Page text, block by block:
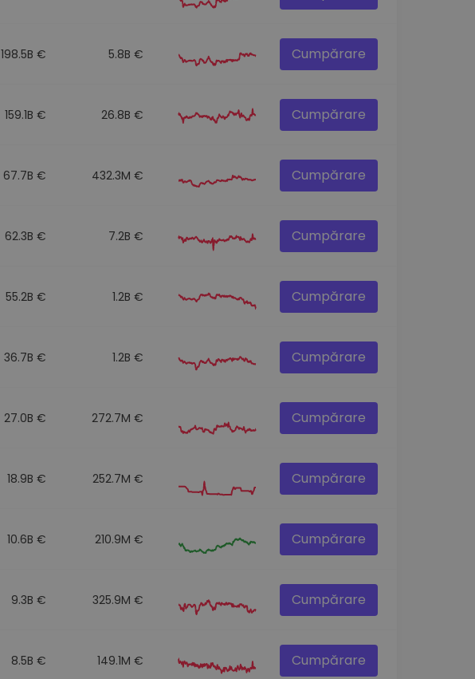
198.5B € 5.8B € Cumpărare
159.1B € 26.8B € Cumpărare
67.7B € 432.3M € Cumpărare
62.3B € 7.2B € Cumpărare
55.2B € 1.2B € Cumpărare
36.7B € 1.2B € Cumpărare
27.0B € 272.7M € Cumpărare
18.9B € 252.7M € Cumpărare
10.6B € 210.9M € Cumpărare
9.3B € 325.9M € Cumpărare
8.5B € 149.1M € Cumpărare